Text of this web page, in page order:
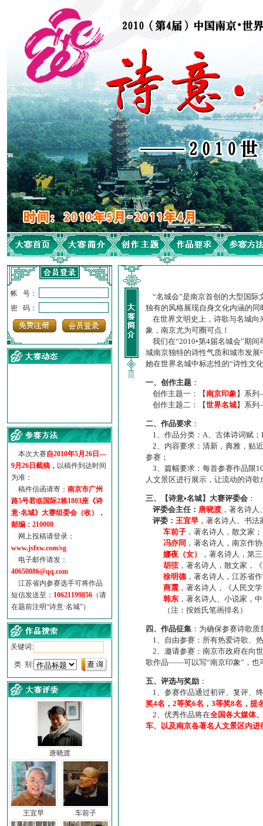
帐 号：
密 码：
·【诗意·名城】地铁展示作...
诗意名城·地铁时间
地铁完美呈现【诗意·名城...
参赛作品多达5000多首
“诗意·名城”晒诗会
特别通知--致广大诗词爱好...
本次大赛自2010年5月26日—
9月26日截稿， 以稿件到达时间
为准：
稿件信函请寄： 南京市广州
路5号君临国际2栋1803座《诗
意·名城》大赛组委会（收），
邮编：210008
网上投稿请登录：
www.jsfxw.com/sg
电子邮件请发：
40650086@qq.com
江苏省内参赛选手可将作品
短信发送至： 10621199856 （请
在题前注明“诗意·名城”）
关键词:
类 别:
唐晓渡
王宜早 车前子
“名城会”是南京首创的大型国际
独有的风格展现自身文化内涵的
在世界文明史上，诗歌与名城向
象，南京尤为可圈可点！
我们在“2010•第4届名城会”期
城南京独特的诗性气质和城市发
她在世界名城中标志性的“诗性文
一、创作主题 ：
创作主题一：【南京印象】系
创作主题二：【世界名城】系
二、作品要求 ：
1、作品分类：A、古体诗词赋；
2、内容要求：清新，典雅，贴
参赛；
3、篇幅要求：每首参赛作品限
人文景区进行展示，让流动的诗
三、【诗意•名城】大赛评委会 ：
评委会主任： 唐晓渡 ，著名诗
评委： 王宜早 ，著名诗人、书
车前子 ，著名诗人，散文家；
冯亦同 ，著名诗人，南京作
娜夜（女）
，著名诗人，第
胡弦，著名诗人，散文家，
徐明德，著名诗人，江苏省
商震 ，著名诗人，《人民文
韩东 ，著名诗人、小说家，
（注：按姓氏笔画排名）
四、作品征集 ：为确保参赛诗歌
1、自由参赛：所有热爱诗歌、
2、邀请参赛：南京市政府在向
歌作品——可以写“南京印象”，也
五、评选与奖励 ：
1、参赛作品通过初评、复评、
奖4名，2等奖6名，3等奖8名，提
2、优秀作品将在全国各大媒体
车、以及南京各著名人文景区内进